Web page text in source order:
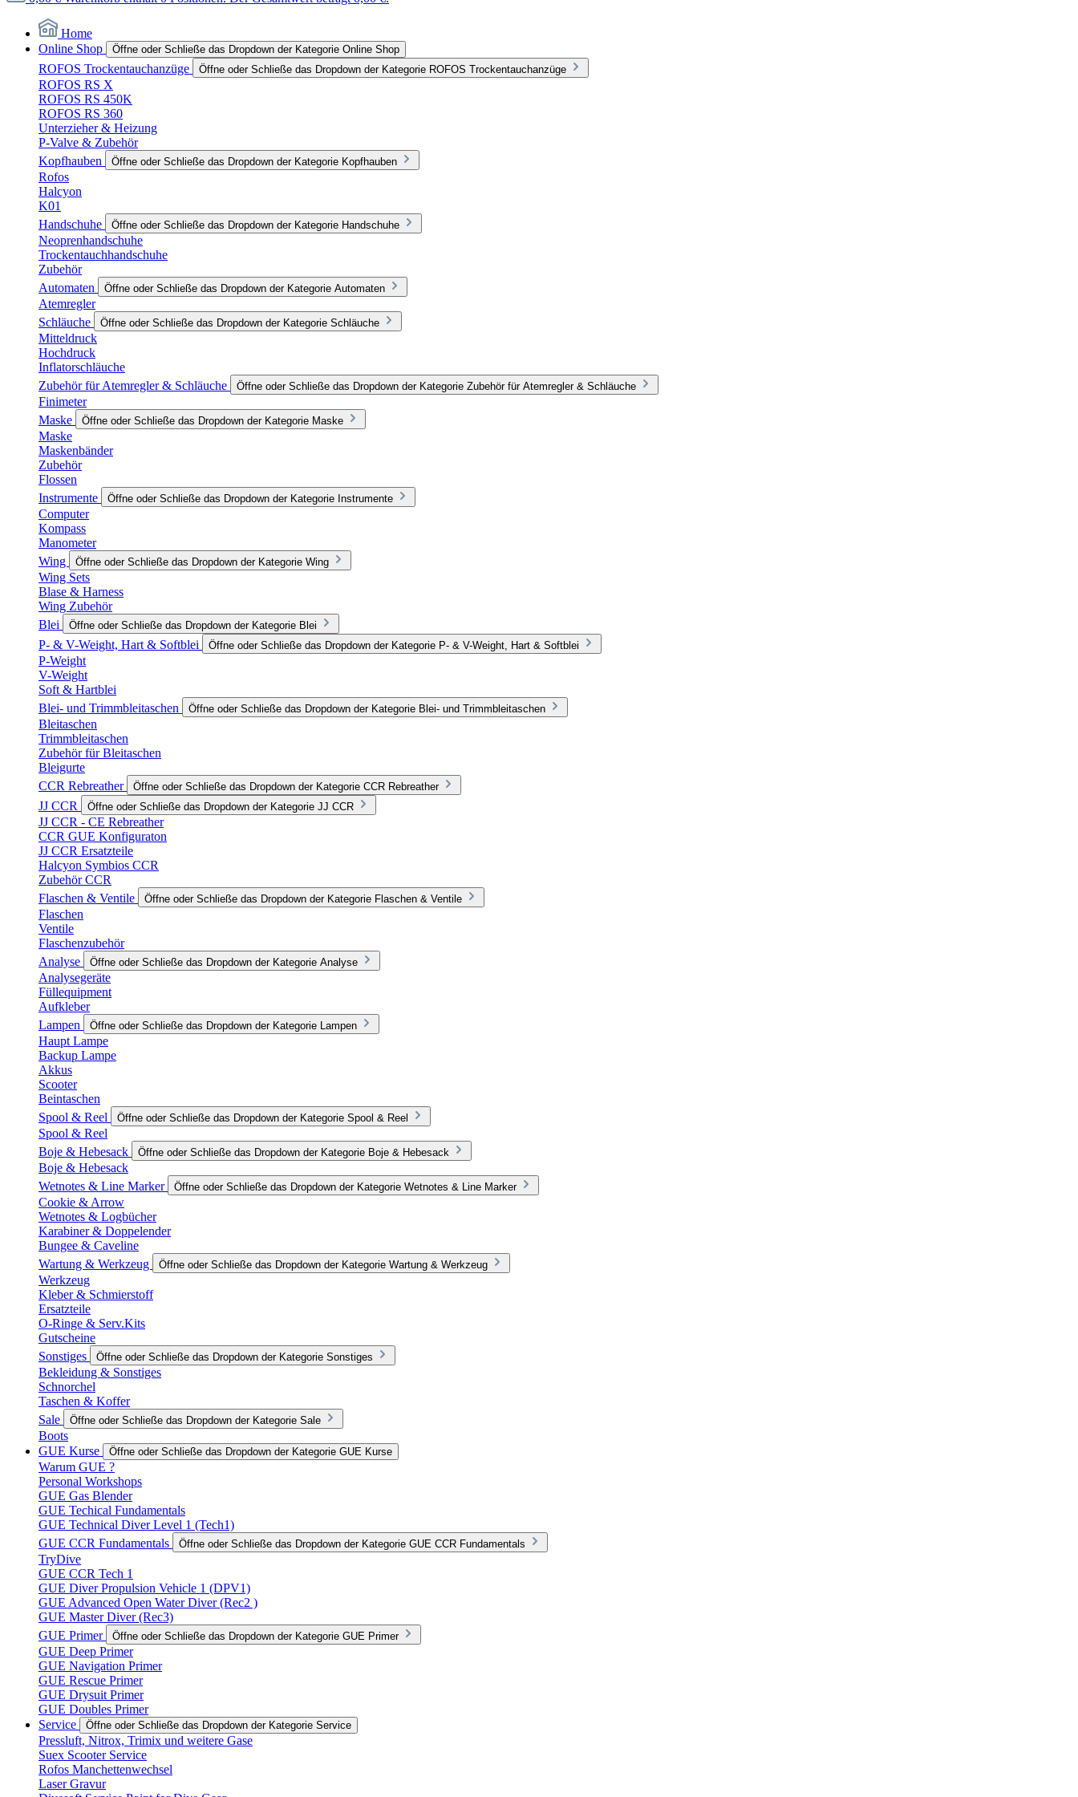
Home
Online Shop
Öffne oder Schließe das Dropdown der Kategorie Online Shop
ROFOS Trockentauchanzüge Öffne oder Schließe das Dropdown der Kategorie ROFOS Trockentauchanzüge
ROFOS RS X
ROFOS RS 450K
ROFOS RS 360
Unterzieher & Heizung
P-Valve & Zubehör
Kopfhauben
Öffne oder Schließe das Dropdown der Kategorie Kopfhauben
Rofos
Halcyon
K01
Handschuhe
Öffne oder Schließe das Dropdown der Kategorie Handschuhe
Neoprenhandschuhe
Trockentauchhandschuhe
Zubehör
Automaten
Öffne oder Schließe das Dropdown der Kategorie Automaten
Atemregler
Schläuche
Öffne oder Schließe das Dropdown der Kategorie Schläuche
Mitteldruck
Hochdruck
Inflatorschläuche
Zubehör für Atemregler & Schläuche
Öffne oder Schließe das Dropdown der Kategorie Zubehör für Atemregler & Schläuche
Finimeter
Maske
Öffne oder Schließe das Dropdown der Kategorie Maske
Maske
Maskenbänder
Zubehör
Flossen
Instrumente
Öffne oder Schließe das Dropdown der Kategorie Instrumente
Computer
Kompass
Manometer
Wing
Öffne oder Schließe das Dropdown der Kategorie Wing
Wing Sets
Blase & Harness
Wing Zubehör
Blei
Öffne oder Schließe das Dropdown der Kategorie Blei
P- & V-Weight, Hart & Softblei Öffne oder Schließe das Dropdown der Kategorie P- & V-Weight, Hart & Softblei
P-Weight
V-Weight
Soft & Hartblei
Blei- und Trimmbleitaschen
Öffne oder Schließe das Dropdown der Kategorie Blei- und Trimmbleitaschen
Bleitaschen
Trimmbleitaschen
Zubehör für Bleitaschen
Bleigurte
CCR Rebreather
Öffne oder Schließe das Dropdown der Kategorie CCR Rebreather
JJ CCR Öffne oder Schließe das Dropdown der Kategorie JJ CCR
JJ CCR - CE Rebreather
CCR GUE Konfiguraton
JJ CCR Ersatzteile
Halcyon Symbios CCR
Zubehör CCR
Flaschen & Ventile
Öffne oder Schließe das Dropdown der Kategorie Flaschen & Ventile
Flaschen
Ventile
Flaschenzubehör
Analyse
Öffne oder Schließe das Dropdown der Kategorie Analyse
Analysegeräte
Füllequipment
Aufkleber
Lampen
Öffne oder Schließe das Dropdown der Kategorie Lampen
Haupt Lampe
Backup Lampe
Akkus
Scooter
Beintaschen
Spool & Reel
Öffne oder Schließe das Dropdown der Kategorie Spool & Reel
Spool & Reel
Boje & Hebesack
Öffne oder Schließe das Dropdown der Kategorie Boje & Hebesack
Boje & Hebesack
Wetnotes & Line Marker
Öffne oder Schließe das Dropdown der Kategorie Wetnotes & Line Marker
Cookie & Arrow
Wetnotes & Logbücher
Karabiner & Doppelender
Bungee & Caveline
Wartung & Werkzeug
Öffne oder Schließe das Dropdown der Kategorie Wartung & Werkzeug
Werkzeug
Kleber & Schmierstoff
Ersatzteile
O-Ringe & Serv.Kits
Gutscheine
Sonstiges
Öffne oder Schließe das Dropdown der Kategorie Sonstiges
Bekleidung & Sonstiges
Schnorchel
Taschen & Koffer
Sale
Öffne oder Schließe das Dropdown der Kategorie Sale
Boots
GUE Kurse
Öffne oder Schließe das Dropdown der Kategorie GUE Kurse
Warum GUE ?
Personal Workshops
GUE Gas Blender
GUE Techical Fundamentals
GUE Technical Diver Level 1 (Tech1)
GUE CCR Fundamentals
Öffne oder Schließe das Dropdown der Kategorie GUE CCR Fundamentals
TryDive
GUE CCR Tech 1
GUE Diver Propulsion Vehicle 1 (DPV1)
GUE Advanced Open Water Diver (Rec2 )
GUE Master Diver (Rec3)
GUE Primer
Öffne oder Schließe das Dropdown der Kategorie GUE Primer
GUE Deep Primer
GUE Navigation Primer
GUE Rescue Primer
GUE Drysuit Primer
GUE Doubles Primer
Service
Öffne oder Schließe das Dropdown der Kategorie Service
Pressluft, Nitrox, Trimix und weitere Gase
Suex Scooter Service
Rofos Manchettenwechsel
Laser Gravur